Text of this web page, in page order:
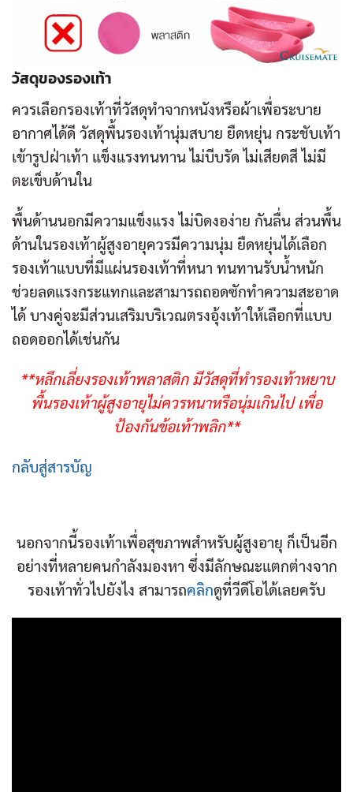
วัสดุของรองเท้า
ควรเลือกรองเท้าที่วัสดุทำจากหนังหรือผ้าเพื่อระบาย
อากาศได้ดี วัสดุพื้นรองเท้านุ่มสบาย ยืดหยุ่น กระชับเท้า
เข้ารูปฝ่าเท้า แข็งแรงทนทาน ไม่บีบรัด ไม่เสียดสี ไม่มี
ตะเข็บด้านใน
พื้นด้านนอกมีความแข็งแรง ไม่บิดงอง่าย กันลื่น ส่วนพื้น
ด้านในรองเท้าผู้สูงอายุควรมีความนุ่ม ยืดหยุ่นได้เลือก
รองเท้าแบบที่มีแผ่นรองเท้าที่หนา ทนทานรับน้ำหนัก
ช่วยลดแรงกระแทกและสามารถถอดซักทำความสะอาด
ได้ บางคู่จะมีส่วนเสริมบริเวณตรงอุ้งเท้าให้เลือกที่แบบ
ถอดออกได้เช่นกัน
**หลีกเลี่ยงรองเท้าพลาสติก มีวัสดุที่ทำรองเท้าหยาบ
พื้นรองเท้าผู้สูงอายุไม่ควรหนาหรือนุ่มเกินไป เพื่อ
ป้องกันข้อเท้าพลิก**
กลับสู่สารบัญ
นอกจากนี้รองเท้าเพื่อสุขภาพสำหรับผู้สูงอายุ ก็เป็นอีก
อย่างที่หลายคนกำลังมองหา ซึ่งมีลักษณะแตกต่างจาก
รองเท้าทั่วไปยังไง สามารถคลิกดูที่วีดีโอได้เลยครับ